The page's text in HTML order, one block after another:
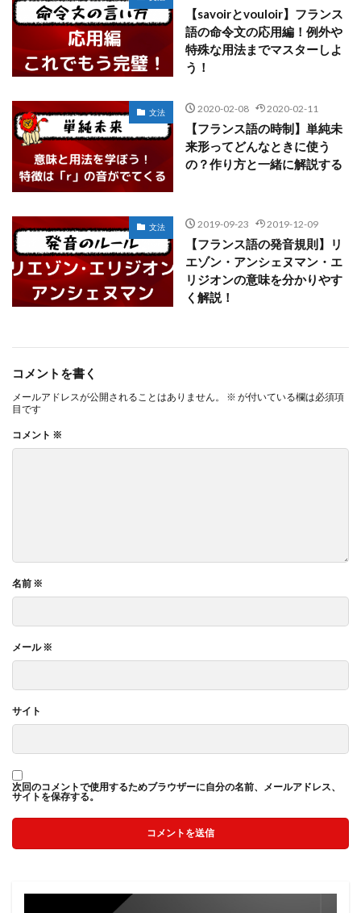
【savoirとvouloir】フランス
語の命令文の応用編！例外や
特殊な用法までマスターしよ
う！
文法 2020-02-08 2020-02-11
【フランス語の時制】単純未
来形ってどんなときに使う
の？作り方と一緒に解説する
文法 2019-09-23 2019-12-09
【フランス語の発音規則】リ
エゾン・アンシェヌマン・エ
リジオンの意味を分かりやす
く解説！
コメントを書く
メールアドレスが公開されることはありません。 ※ が付いている欄は必須項
目です
コメント ※
名前 ※
メール※
サイト
次回のコメントで使用するためブラウザーに自分の名前、メールアドレス、
サイトを保存する。